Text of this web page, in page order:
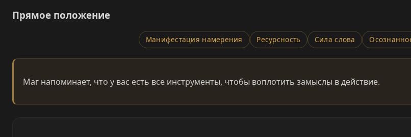
Прямое положение
Манифестация намерения Ресурсность Сила слова
Маг напоминает, что у вас есть все инструменты, чтобы воплотить замыслы в действие.